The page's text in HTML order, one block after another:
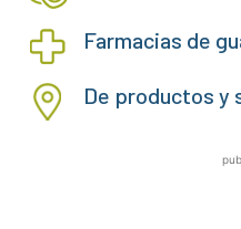
Farmacias de
De productos y